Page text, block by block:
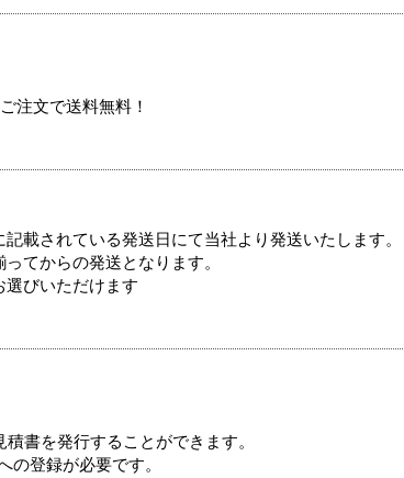
注文で送料無料！
載されている発送日にて当社より発送いたします。
てからの発送となります。
びいただけます
書を発行することができます。
登録が必要です。